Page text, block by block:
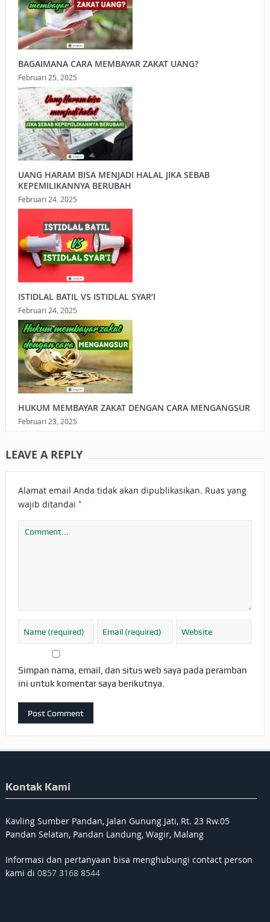
BAGAIMANA CARA MEMBAYAR ZAKAT UANG?
Februari 25, 2025
UANG HARAM BISA MENJADI HALAL JIKA SEBAB
KEPEMILIKANNYA BERUBAH
Februari 24, 2025
ISTIDLAL BATIL VS ISTIDLAL SYAR’I
Februari 24, 2025
HUKUM MEMBAYAR ZAKAT DENGAN CARA MENGANGSUR
Februari 23, 2025
LEAVE A REPLY
Alamat email Anda tidak akan dipublikasikan. Ruas yang
wajib ditandai *
Simpan nama, email, dan situs web saya pada peramban
ini untuk komentar saya berikutnya.
Kontak Kami
Kavling Sumber Pandan, Jalan Gunung Jati, Rt. 23 Rw.05
Pandan Selatan, Pandan Landung, Wagir, Malang
Informasi dan pertanyaan bisa menghubungi contact person
kami di 0857 3168 8544